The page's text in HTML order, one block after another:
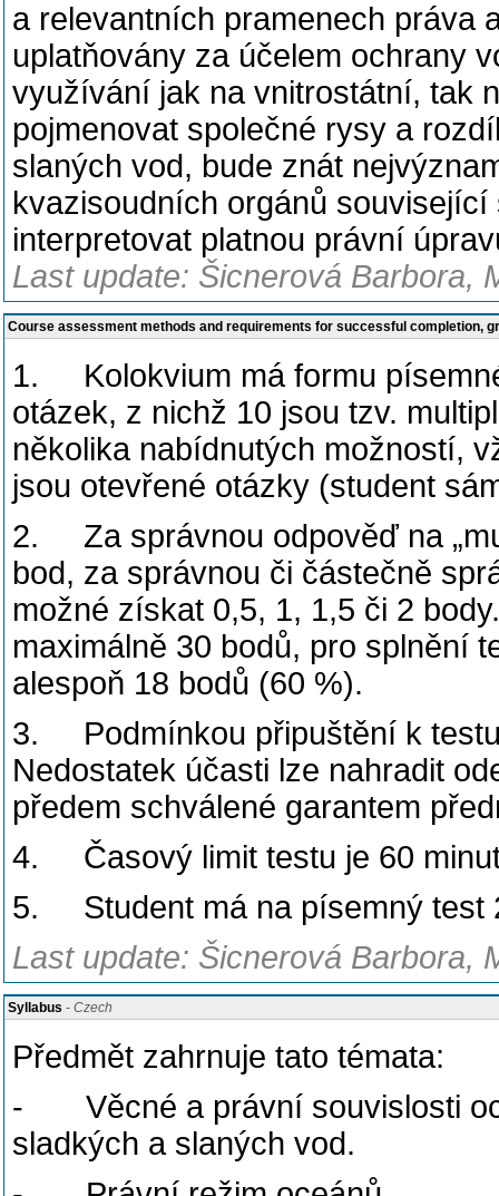
a relevantních pramenech práva
uplatňovány za účelem ochrany
využívání jak na vnitrostátní, tak
pojmenovat společné rysy a
slaných vod, bude znát
kvazisoudních orgánů
interpretovat platnou právní
Last update: Šicnerová Barbora,
Course assessment methods and requirements for successful completion,
1. Kolokvium má formu
otázek, z nichž 10 jsou tzv.
několika nabídnutých možností,
jsou otevřené otázky (student
2. Za správnou odpověď na
bod, za správnou či částečně
možné získat 0,5, 1, 1,5 či 2
maximálně 30 bodů, pro splnění
alespoň 18 bodů (60 %).
3. Podmínkou připuštění k
Nedostatek účasti lze nahradit
předem schválené garantem
4. Časový limit testu je 60
5. Student má na písemný test
Last update: Šicnerová Barbora,
Syllabus - Czech
Předmět zahrnuje tato témata:
- Věcné a právní souvislosti
sladkých a slaných vod.